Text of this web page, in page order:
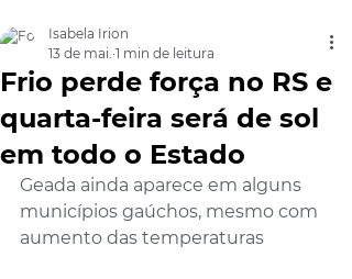
Frio perde força no RS e
quarta-feira será de sol
em todo o Estado
Isabela Irion
13 de mai. 1 min de leitura
Geada ainda aparece em alguns
municípios gaúchos, mesmo com
aumento das temperaturas